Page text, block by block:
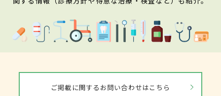
ご掲載に関するお問い合わせはこちら